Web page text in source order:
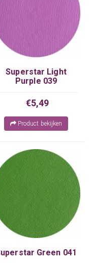
Superstar Light
Purple 039
€5,49
Product bekijken
Green 041